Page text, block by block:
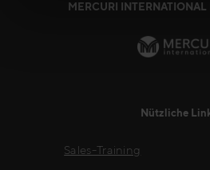
MERCURI
Nützliche
Sales-Training